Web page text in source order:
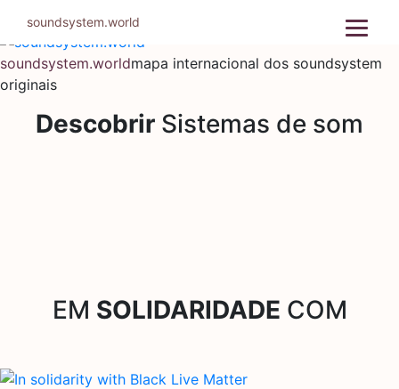
para
conteúdo
soundsystem.worldmapa internacional dos soundsystem
originais
Descobrir Sistemas de som
EM SOLIDARIDADE COM
soundsystem.world